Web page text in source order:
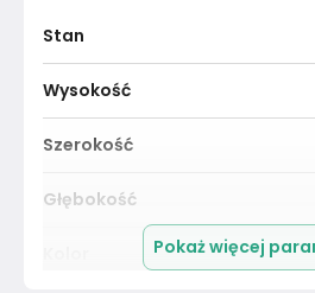
Stan
Wysokość
Szerokość
Głębokość
Pokaż więcej